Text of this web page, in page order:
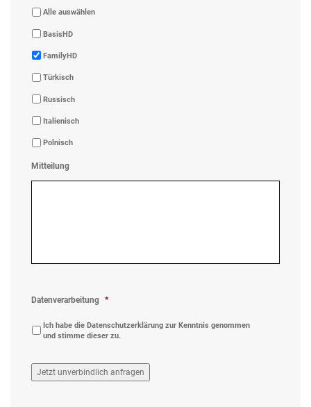
Alle auswählen
BasisHD
FamilyHD
Türkisch
Russisch
Italienisch
Polnisch
Mitteilung
Datenverarbeitung *
Ich habe die Datenschutzerklärung zur Kenntnis genommen
und stimme dieser zu.
Jetzt unverbindlich anfragen